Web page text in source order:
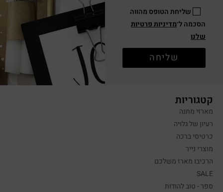
שליחת הטופס מהווה
הסכמה ל־מדיניות פרטיות
שלנו
שליחה
קטגוריות
מארזי מתנה
רעיון של גלויה
כרטיסי ברכה
מוצרי נייר
הרכיבו מארז משלכם
SALE
ספר - טוב להודות